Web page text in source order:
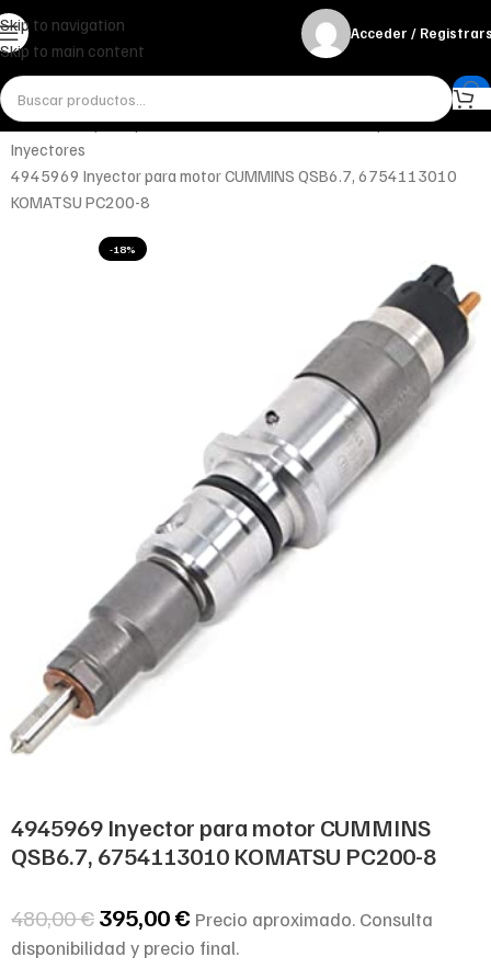
Skip to navigation
Skip to main content
Acceder /
InicioMotor y ComponentesSistema de alimentación y combustible
Inyectores
4945969 Inyector para motor CUMMINS QSB6.7, 6754113010
KOMATSU PC200-8
-18%
4945969 Inyector para motor CUMMINS
QSB6.7, 6754113010 KOMATSU PC200-8
480,00€ 395,00€ Precio aproximado. Consulta
disponibilidad y precio final.